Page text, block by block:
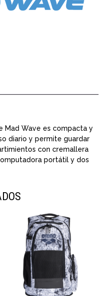
Mad Wave es compacta y
diario y permite guardar
con cremallera
portátil y dos